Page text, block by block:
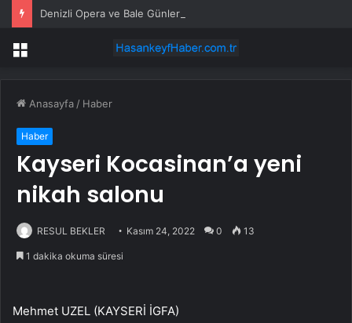
Denizli Opera ve Bale Günleri’nde “Kuğu Gölü” büyüsü
Menü
Anasayfa / Haber
Haber
Kayseri Kocasinan’a yeni
nikah salonu
RESUL BEKLER Kasım 24, 2022 0 13
1 dakika okuma süresi
Mehmet UZEL (KAYSERİ İGFA)